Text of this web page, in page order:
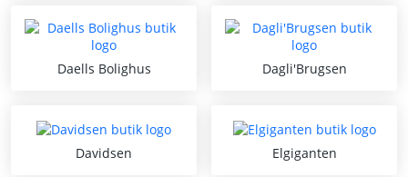
Daells Bolighus Dagli'Brugsen
Davidsen Elgiganten